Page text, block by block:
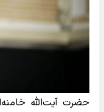
حضرت آیت‌الله